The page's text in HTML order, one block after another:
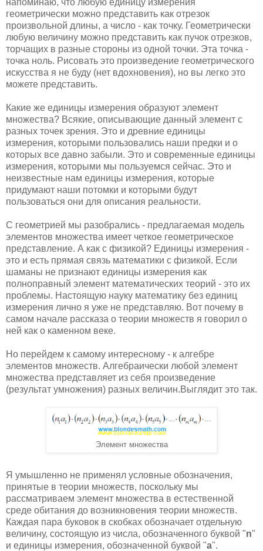
геометрически можно представить как отрезок
произвольной длины, а число - как точку. Геометрически
любую величину можно представить как пучок отрезков,
торчащих в разные стороны из одной точки. Эта точка -
точка ноль. Рисовать это произведение геометрического
искусства я не буду (нет вдохновения), но вы легко это
можете представить.
Какие же единицы измерения образуют элемент
множества? Всякие, описывающие данный элемент с
разных точек зрения. Это и древние единицы
измерения, которыми пользовались наши предки и о
которых все давно забыли. Это и современные единицы
измерения, которыми мы пользуемся сейчас. Это и
неизвестные нам единицы измерения, которые
придумают наши потомки и которыми будут
пользоваться они для описания реальности.
С геометрией мы разобрались - предлагаемая модель
элементов множества имеет четкое геометрическое
представление. А как с физикой? Единицы измерения -
это и есть прямая связь математики с физикой. Если
шаманы не признают единицы измерения как
полноправный элемент математических теорий - это их
проблемы. Настоящую науку математику без единиц
измерения лично я уже не представляю. Вот почему в
самом начале рассказа о теории множеств я говорил о
ней как о каменном веке.
Но перейдем к самому интересному - к алгебре
элементов множеств. Алгебраически любой элемент
множества представляет из себя произведение
(результат умножения) разных величин.Выглядит это так.
Элемент множества
Я умышленно не применял условные обозначения,
принятые в теории множеств, поскольку мы
рассматриваем элемент множества в естественной
среде обитания до возникновения теории множеств.
Каждая пара буковок в скобках обозначает отдельную
величину, состоящую из числа, обозначенного буквой "n"
и единицы измерения, обозначенной буквой "a".